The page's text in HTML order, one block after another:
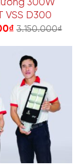
300W
VSS D300
₫ 3.150.000₫